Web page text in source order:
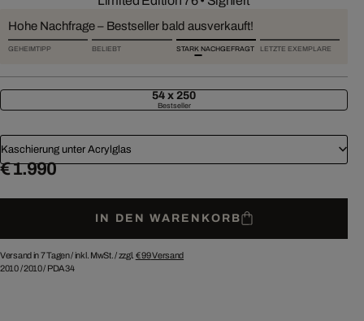
Hohe Nachfrage – Bestseller bald ausverkauft!
GEHEIMTIPP BELIEBT STARK NACHGEFRAGT LETZTE EXEMPLARE
54 x 250
Bestseller
Kaschierung unter Acrylglas
€ 1.990
IN DEN WARENKORB
Versand in 7 Tagen /inkl. MwSt. / zzgl. € 99Versand
2010/2010/ PDA34